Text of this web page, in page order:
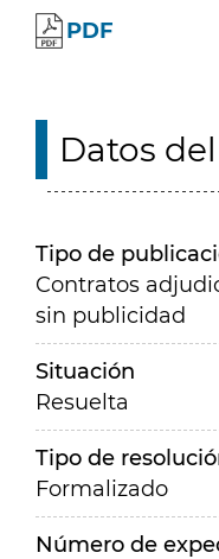
PDF
Datos
Tipo de
Contratos
sin publicidad
Situación
Resuelta
Tipo de
Formalizado
Número de